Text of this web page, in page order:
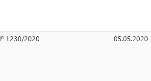
1230/2020 05.05.2020